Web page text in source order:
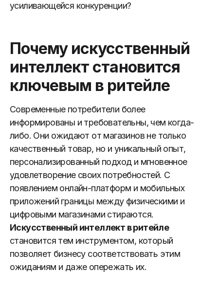
усиливающейся конкуренции?
Почему искусственный
интеллект становится
ключевым в ритейле
Современные потребители более
информированы и требовательны, чем когда-
либо. Они ожидают от магазинов не только
качественный товар, но и уникальный опыт,
персонализированный подход и мгновенное
удовлетворение своих потребностей. С
появлением онлайн-платформ и мобильных
приложений границы между физическими и
цифровыми магазинами стираются.
Искусственный интеллект в ритейле
становится тем инструментом, который
позволяет бизнесу соответствовать этим
ожиданиям и даже опережать их.